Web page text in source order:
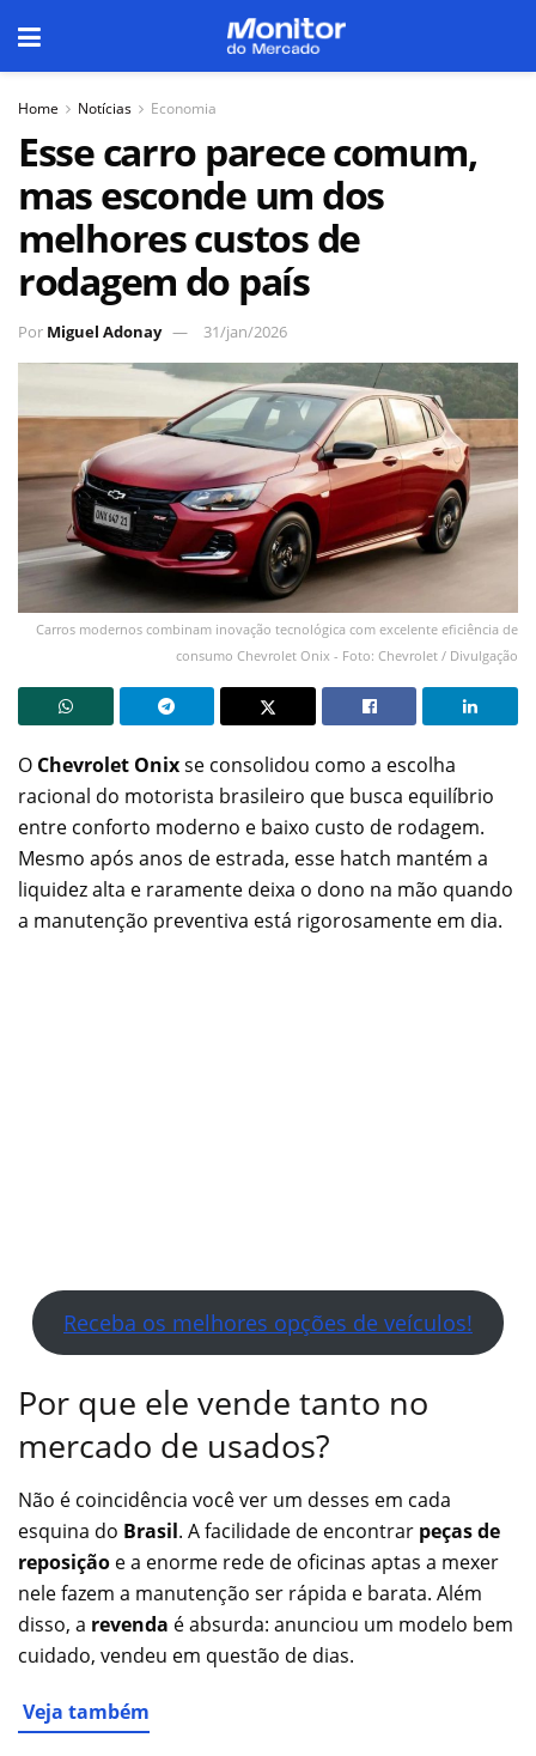
Home Notícias Economia
Esse carro parece comum,
mas esconde um dos
melhores custos de
rodagem do país
Por Miguel Adonay 31/jan/2026
Carros modernos combinam inovação tecnológica com excelente eficiência de
consumo Chevrolet Onix - Foto: Chevrolet / Divulgação
O Chevrolet Onixse consolidou como a escolha
racional do motorista brasileiro que busca equilíbrio
entre conforto moderno e baixo custo de rodagem.
Mesmo após anos de estrada, esse hatch mantém a
liquidez alta e raramente deixa o dono na mão quando
a manutenção preventiva está rigorosamente em dia.
Receba os melhores opções de veículos!
Por que ele vende tanto no
mercado de usados?
Não é coincidência você ver um desses em cada
esquina do Brasil. A facilidade de encontrar peças de
reposição e a enorme rede de oficinas aptas a mexer
nele fazem a manutenção ser rápida e barata. Além
disso, a revenda é absurda: anunciou um modelo bem
cuidado, vendeu em questão de dias.
Veja também